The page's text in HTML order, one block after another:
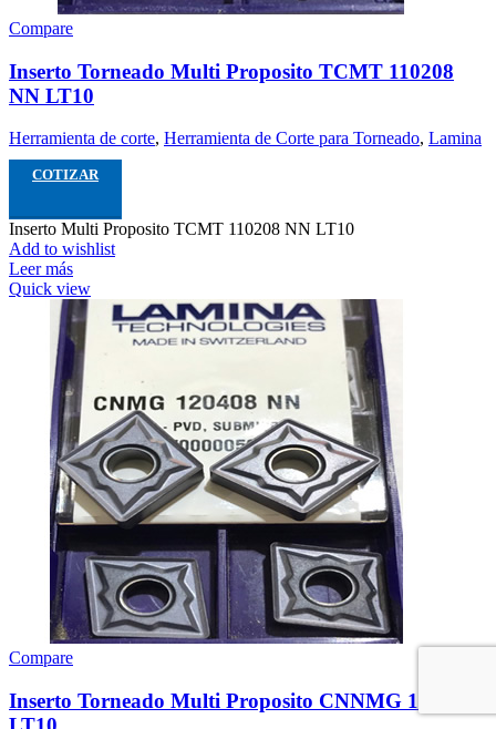
Compare
Inserto Torneado Multi Proposito TCMT 110208
NN LT10
Herramienta de corte, Herramienta de Corte para Torneado, Lamina
COTIZAR
Inserto Multi Proposito TCMT 110208 NN LT10
Add to wishlist
Leer más
Quick view
Compare
Inserto Torneado Multi Proposito CNNMG 120408